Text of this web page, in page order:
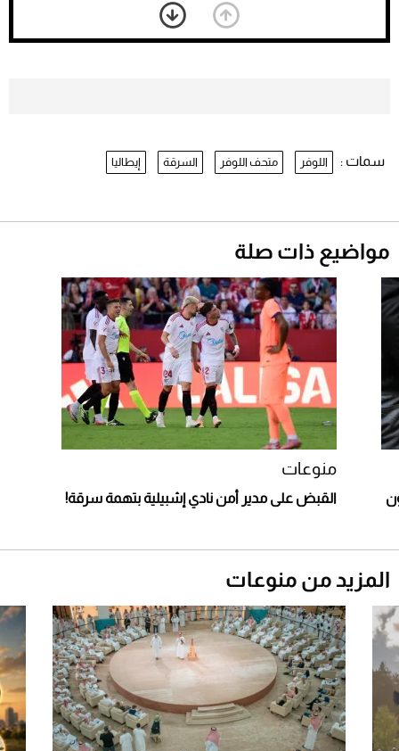
أغلى 10 عطور في العالم للرجال تمنحك فخامة
استثنائية
Aston Martin Valiant: على هوى الأبطال
«الجوازات» تكشف طريقة استخراج رقم
الحدود للزائر عبر أبشر
أقصر يوم في 2026 يقترب.. ماذا يحدث في
دوران الأرض؟
2026-07-25
قبل ليلة النزال.. اكتمال وزن أبطال "The
Comeback" في جدة (فيديو)
2026-07-25
سمات : اللوفر متحف اللوفر السرقة إيطاليا
مواضيع ذات صلة
1.7 مليون
منوعات
القبض على مدير أمن نادي إشبيلية بتهمة سرقة!
المزيد من منوعات